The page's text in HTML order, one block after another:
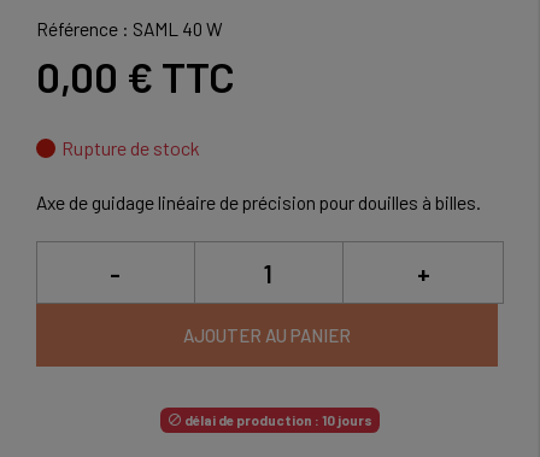
Référence : SAML 40 W
0,00 € TTC
Rupture de stock
Axe de guidage linéaire de précision pour douilles à billes.
- +
AJOUTER AU PANIER
 délai de production : 10 jours